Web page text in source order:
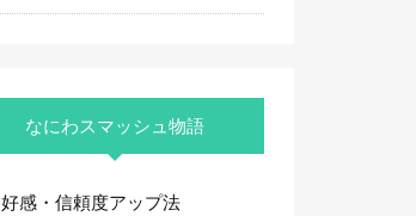
なにわスマッシュ物語
好感・信頼度アップ法